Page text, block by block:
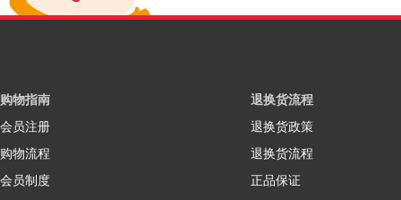
购物指南
会员注册
购物流程
会员制度
退换货流程
退换货政策
退换货流程
正品保证